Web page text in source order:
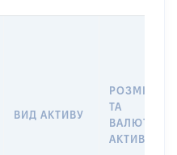
ВИД АКТИВУ
РОЗМІР
ТА
ВАЛЮТА
АКТИВУ